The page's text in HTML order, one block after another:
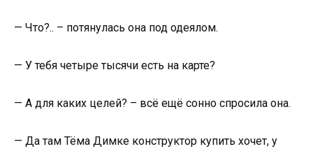
— Что?.. – потянулась она под одеялом.
— У тебя четыре тысячи есть на карте?
— А для каких целей? – всё ещё сонно спросила она.
— Да там Тёма Димке конструктор купить хочет, у